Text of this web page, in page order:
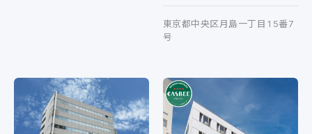
東京都中央区月島一丁目15番7
号